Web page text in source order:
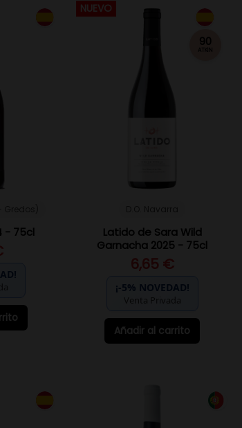
- 75cl
NUEVO
90
Latido de Sara Wild
Garnacha 2025 - 75cl
6,65 €
¡-5% NOVEDAD!
Venta Privada
Añadir al carrito